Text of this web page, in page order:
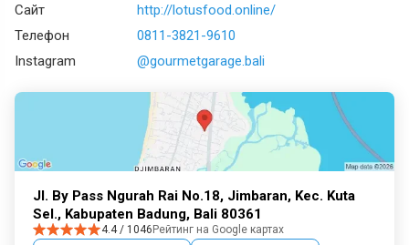
Сайт
http://lotusfood.online/
Телефон
0811-3821-9610
Instagram
@gourmetgarage.bali
Jl. By Pass Ngurah Rai No.18, Jimbaran, Kec. Kuta
Sel., Kabupaten Badung, Bali 80361
4.4 / 1046Рейтинг на Google картах